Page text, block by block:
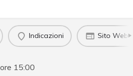
Indicazioni Sito Web
15:00